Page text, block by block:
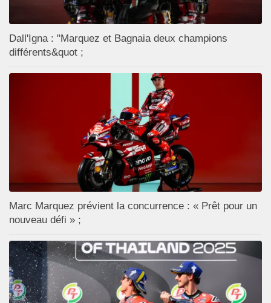
Dall'Igna : "Marquez et Bagnaia deux champions
différents&quot ;
Marc Marquez prévient la concurrence : « Prêt pour un
nouveau défi » ;